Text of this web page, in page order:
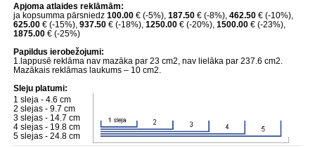
Apjoma atlaides reklāmām:
ja kopsumma pārsniedz 100.00€ (-5%), 187.50€ (-8%), 462.50€ (-10%),
625.00€ (-15%), 937.50€ (-18%), 1250.00€ (-20%), 1500.00€ (-23%),
1875.00€ (-25%)
Papildus ierobežojumi:
1.lappusē reklāma nav mazāka par 23 cm2, nav lielāka par 237.6 cm2.
Mazākais reklāmas laukums – 10 cm2.
Sleju platumi:
1 sleja - 4.6 cm
2 slejas - 9.7 cm
3 slejas - 14.7 cm
4 slejas - 19.8 cm
5 slejas - 24.8 cm